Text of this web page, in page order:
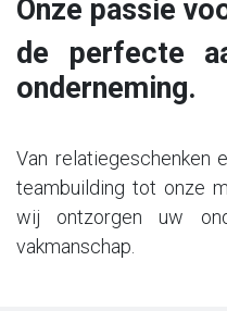
Onze passie
de perfecte
onderneming.
Van relatiegeschenken
teambuilding tot onze
wij ontzorgen uw
vakmanschap.